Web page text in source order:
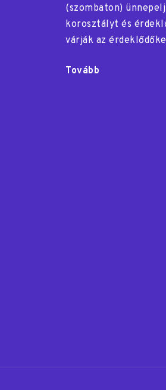
(szombaton)
korosztályt és
várják az
Tovább